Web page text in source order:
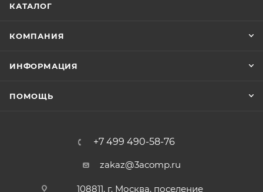
КАТАЛОГ
КОМПАНИЯ
ИНФОРМАЦИЯ
ПОМОЩЬ
+7 499 490-58-76
zakaz@3acomp.ru
108811, г. Москва, поселение